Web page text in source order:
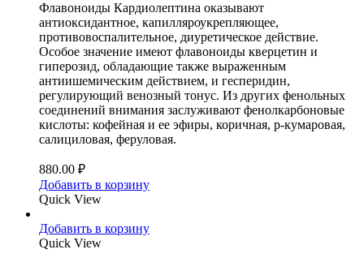
Флавоноиды Кардиолептина оказывают
антиоксидантное, капилляроукрепляющее,
противовоспалительное, диуретическое действие.
Особое значение имеют флавоноиды кверцетин и
гиперозид, обладающие также выраженным
антиишемическим действием, и гесперидин,
регулирующий венозный тонус. Из других фенольных
соединений внимания заслуживают фенолкарбоновые
кислоты: кофейная и ее эфиры, коричная, р-кумаровая,
салициловая, феруловая.
880.00 ₽
Добавить в корзину
Quick View
Добавить в корзину
Quick View